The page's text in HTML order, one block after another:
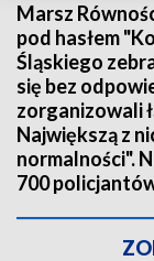
Marsz
pod hasłem
Śląskiego
się bez
zorganizowali
Największą z
normalności".
700